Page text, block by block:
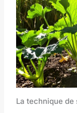
La technique